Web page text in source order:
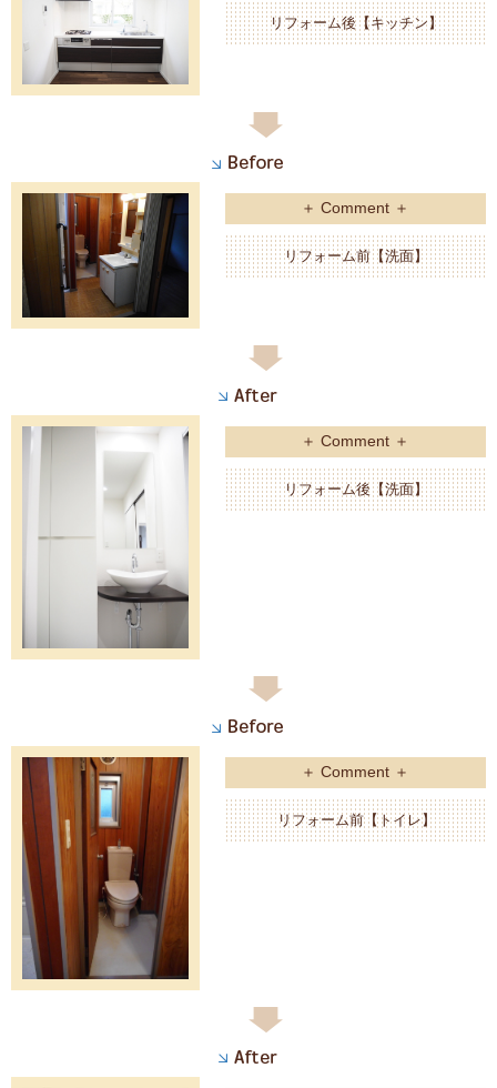
リフォーム後【キッチン】
＋ Comment ＋
リフォーム前【洗面】
＋ Comment ＋
リフォーム後【洗面】
＋ Comment ＋
リフォーム前【トイレ】